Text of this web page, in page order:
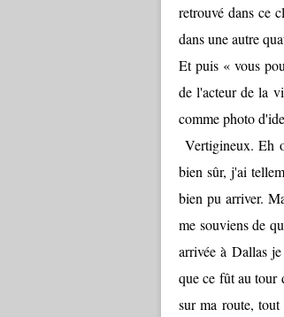
retrouvé dans ce
dans une autre
Et puis « vous
de l'acteur de la
comme photo
Vertigineux. Eh
bien sûr, j'ai
bien pu arriver.
me souviens de
arrivée à Dallas
que ce fût au tour
sur ma route,